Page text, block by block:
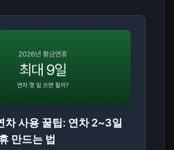
차 사용 꿀팁: 연차 2~3일
만드는 법